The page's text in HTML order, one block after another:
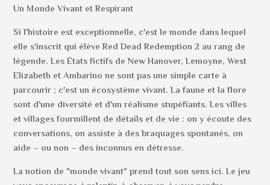
Un Monde Vivant et Respirant
Si l'histoire est exceptionnelle, c'est le monde dans lequel
elle s'inscrit qui élève Red Dead Redemption 2 au rang de
légende. Les États fictifs de New Hanover, Lemoyne, West
Elizabeth et Ambarino ne sont pas une simple carte à
parcourir ; c'est un écosystème vivant. La faune et la flore
sont d'une diversité et d'un réalisme stupéfiants. Les villes
et villages fourmillent de détails et de vie : on y écoute des
conversations, on assiste à des braquages spontanés, on
aide – ou non – des inconnus en détresse.
La notion de "monde vivant" prend tout son sens ici. Le jeu